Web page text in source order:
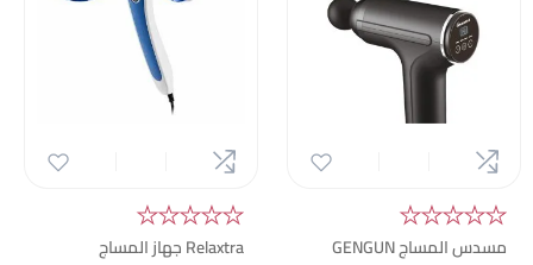
★★★★★
مسدس المساج GENGUN
★★★★★
Relaxtra جهاز المساج